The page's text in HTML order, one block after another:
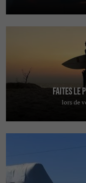
Faites le
lors de